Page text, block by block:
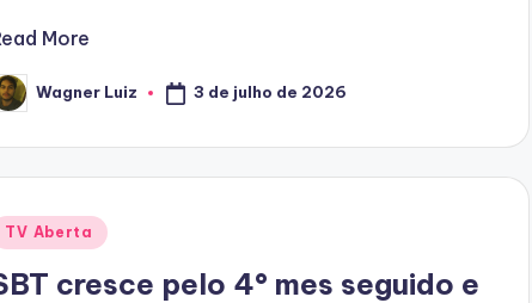
More
Wagner Luiz 3 de julho de 2026
TV Aberta
cresce pelo 4° mes seguido e